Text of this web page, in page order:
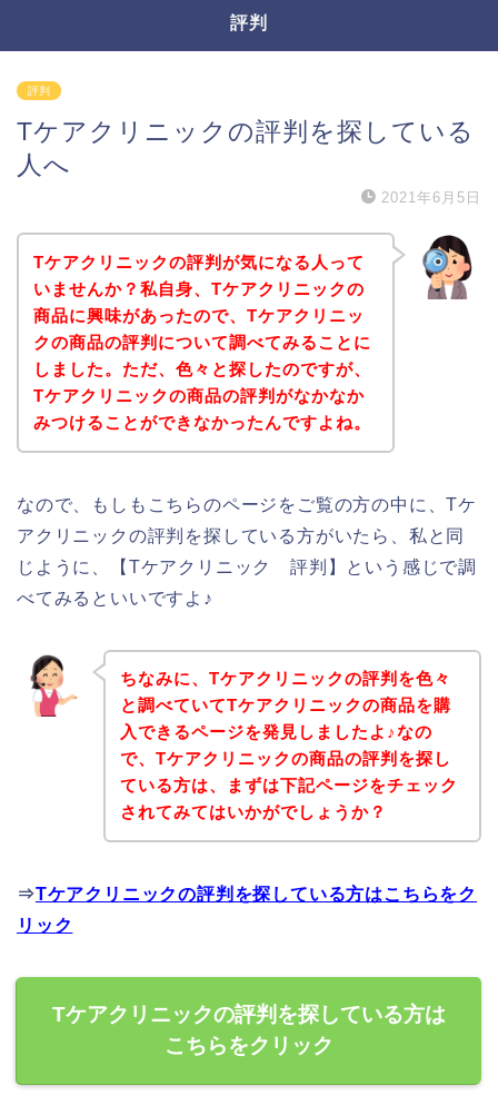
評判
評判
Tケアクリニックの評判を探している
人へ
2021年6月5日
Tケアクリニックの評判が気になる人って
いませんか？私自身、Tケアクリニックの
商品に興味があったので、Tケアクリニッ
クの商品の評判について調べてみることに
しました。ただ、色々と探したのですが、
Tケアクリニックの商品の評判がなかなか
みつけることができなかったんですよね。
なので、もしもこちらのページをご覧の方の中に、Tケ
アクリニックの評判を探している方がいたら、私と同
じように、【Tケアクリニック 評判】という感じで調
べてみるといいですよ♪
ちなみに、Tケアクリニックの評判を色々
と調べていてTケアクリニックの商品を購
入できるページを発見しましたよ♪なの
で、Tケアクリニックの商品の評判を探し
ている方は、まずは下記ページをチェック
されてみてはいかがでしょうか？
⇒Tケアクリニックの評判を探している方はこちらをク
リック
Tケアクリニックの評判を探している方は
こちらをクリック